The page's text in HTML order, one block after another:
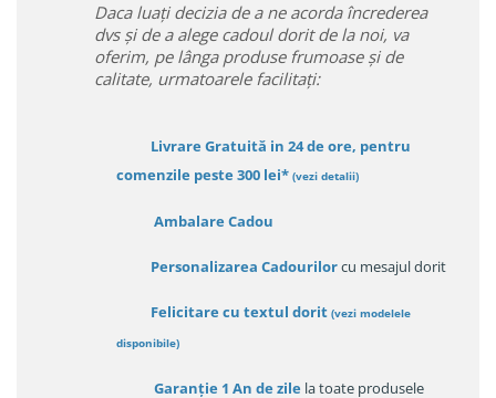
Daca luați decizia de a ne acorda încrederea
dvs și de a alege cadoul dorit de la noi, va
oferim, pe lânga produse frumoase și de
calitate, urmatoarele facilitați:
Livrare Gratuită in 24 de ore, pentru
comenzile peste 300 lei* (vezi detalii)
Ambalare Cadou
Personalizarea Cadourilorcu mesajul dorit
Felicitare cu textul dorit (vezi modelele
disponibile)
Garanție 1 An de zile la toate produsele